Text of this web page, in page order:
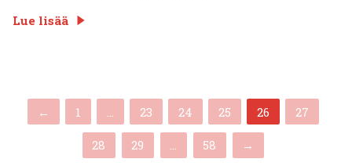
Lue lisää
← 1 23 24 25 26(current)
27
28 29 … 58 →